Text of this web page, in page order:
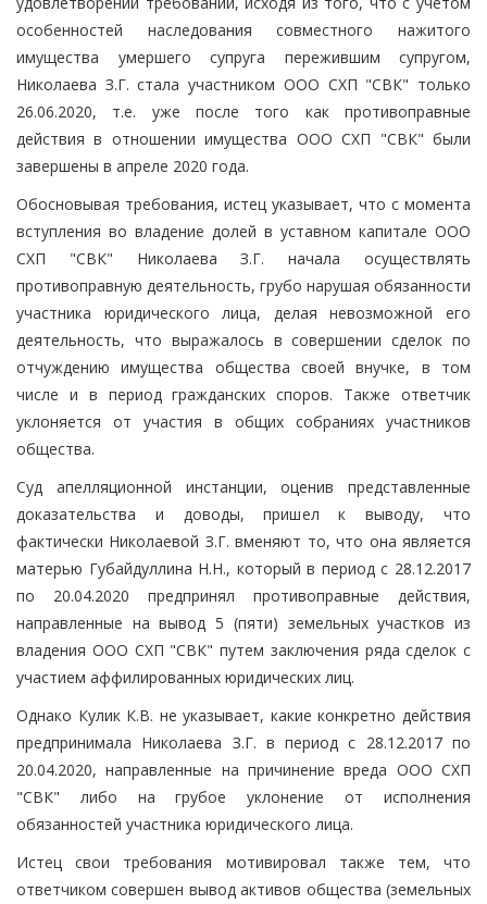
особенностей наследования совместного нажитого
имущества умершего супруга пережившим супругом,
Николаева З.Г. стала участником ООО СХП "СВК" только
26.06.2020, т.е. уже после того как противоправные
действия в отношении имущества ООО СХП "СВК" были
завершены в апреле 2020 года.
Обосновывая требования, истец указывает, что с момента
вступления во владение долей в уставном капитале ООО
СХП "СВК" Николаева З.Г. начала осуществлять
противоправную деятельность, грубо нарушая обязанности
участника юридического лица, делая невозможной его
деятельность, что выражалось в совершении сделок по
отчуждению имущества общества своей внучке, в том
числе и в период гражданских споров. Также ответчик
уклоняется от участия в общих собраниях участников
общества.
Суд апелляционной инстанции, оценив представленные
доказательства и доводы, пришел к выводу, что
фактически Николаевой З.Г. вменяют то, что она является
матерью Губайдуллина Н.Н., который в период с 28.12.2017
по 20.04.2020 предпринял противоправные действия,
направленные на вывод 5 (пяти) земельных участков из
владения ООО СХП "СВК" путем заключения ряда сделок с
участием аффилированных юридических лиц.
Однако Кулик К.В. не указывает, какие конкретно действия
предпринимала Николаева З.Г. в период с 28.12.2017 по
20.04.2020, направленные на причинение вреда ООО СХП
"СВК" либо на грубое уклонение от исполнения
обязанностей участника юридического лица.
Истец свои требования мотивировал также тем, что
ответчиком совершен вывод активов общества (земельных